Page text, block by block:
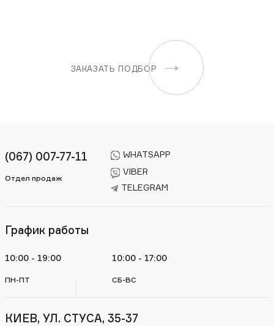
ЗАКАЗАТЬ ПОДБОР
(067) 007-77-11
Отдел продаж
WHATSAPP
VIBER
TELEGRAM
График работы
10:00 - 19:00
ПН-ПТ
10:00 - 17:00
СБ-ВС
КИЕВ, УЛ. СТУСА, 35-37